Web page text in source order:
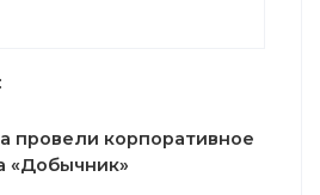
провели корпоративное
«Добычник»